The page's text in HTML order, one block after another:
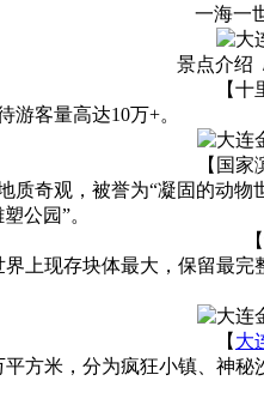
一海一
景点介绍
【十
客量高达10万+。
【国家
奇观，被誉为“凝固的动
公园”。
上现存块体最大，保留最
【 大
方米，分为疯狂小镇、神